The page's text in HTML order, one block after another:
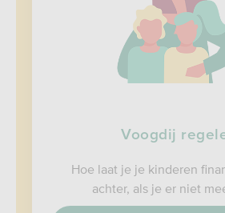
Voogdij
Hoe laat je je kinderen
achter, als je er niet